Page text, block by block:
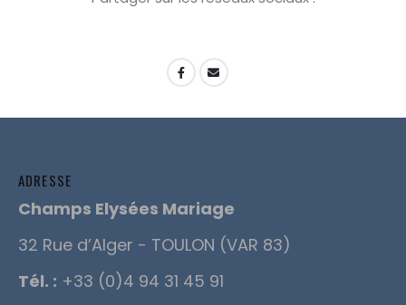
ADRESSE
Champs Elysées Mariage
32 Rue d’Alger - TOULON (VAR 83)
Tél. : +33 (0)4 94 31 45 91